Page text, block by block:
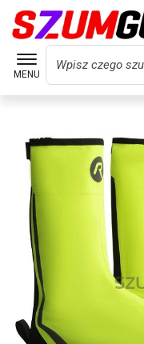
MENU
Wyszukaj